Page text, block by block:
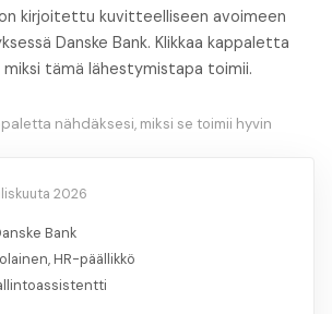
kirjoitettu kuvitteelliseen avoimeen
Danske Bank. Klikkaa kappaletta
miksi tämä lähestymistapa toimii.
nähdäksesi, miksi se toimii hyvin
2026
Bank
HR-päällikkö